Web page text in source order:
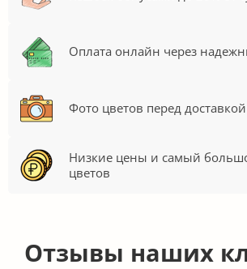
Оплата онлайн через
Фото цветов перед доставкой
Низкие цены и самый
цветов
Отзывы наших